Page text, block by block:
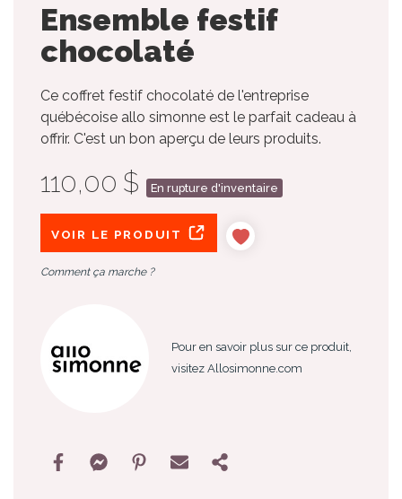
Ensemble festif
chocolaté
Ce coffret festif chocolaté de l'entreprise
québécoise allo simonne est le parfait cadeau à
offrir. C'est un bon aperçu de leurs produits.
110,00 $ En rupture d'inventaire
VOIR LE PRODUIT
Comment ça marche ?
Pour en savoir plus sur ce produit,
visitez Allosimonne.com